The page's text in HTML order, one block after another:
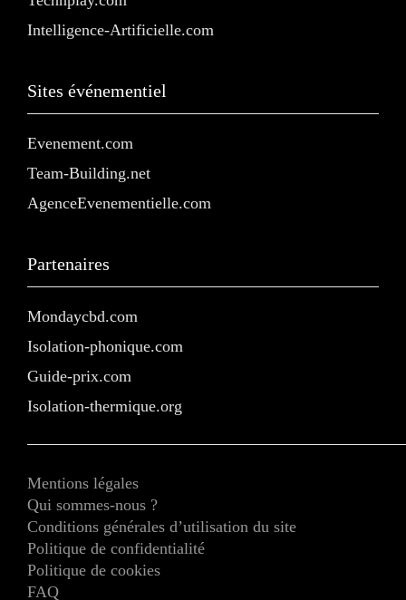
Intelligence-Artificielle.com
Sites événementiel
Evenement.com
Team-Building.net
AgenceEvenementielle.com
Partenaires
Mondaycbd.com
Isolation-phonique.com
Guide-prix.com
Isolation-thermique.org
Mentions légales
Qui sommes-nous ?
Conditions générales d’utilisation du site
Politique de confidentialité
Politique de cookies
FAQ